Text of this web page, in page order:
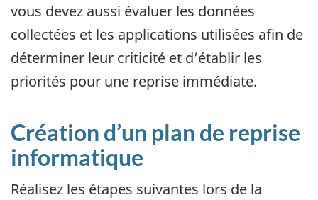
vous devez aussi évaluer les données
collectées et les applications utilisées afin de
déterminer leur criticité et d’établir les
priorités pour une reprise immédiate.
Création d’un plan de reprise
informatique
Réalisez les étapes suivantes lors de la